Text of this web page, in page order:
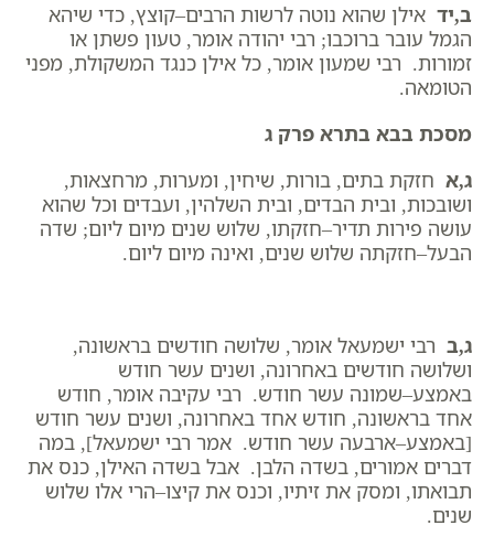
ב,יד אילן שהוא נוטה לרשות הרבים–קוצץ, כדי שיהא
הגמל עובר ברוכבו; רבי יהודה אומר, טעון פשתן או
זמורות. רבי שמעון אומר, כל אילן כנגד המשקולת, מפני
הטומאה.
מסכת בבא בתרא פרק ג
ג,א חזקת בתים, בורות, שיחין, ומערות, מרחצאות,
ושובכות, ובית הבדים, ובית השלהין, ועבדים וכל שהוא
עושה פירות תדיר–חזקתו, שלוש שנים מיום ליום; שדה
הבעל–חזקתה שלוש שנים, ואינה מיום ליום.
ג,ב רבי ישמעאל אומר, שלושה חודשים בראשונה,
ושלושה חודשים באחרונה, ושנים עשר חודש
באמצע–שמונה עשר חודש. רבי עקיבה אומר, חודש
אחד בראשונה, חודש אחד באחרונה, ושנים עשר חודש
[באמצע–ארבעה עשר חודש. אמר רבי ישמעאל], במה
דברים אמורים, בשדה הלבן. אבל בשדה האילן, כנס את
תבואתו, ומסק את זיתיו, וכנס את קיצו–הרי אלו שלוש
שנים.